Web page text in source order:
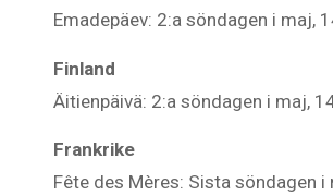
Emadepäev: 2:a söndagen i maj,
Finland
Äitienpäivä: 2:a söndagen i maj,
Frankrike
Fête des Mères: Sista söndagen